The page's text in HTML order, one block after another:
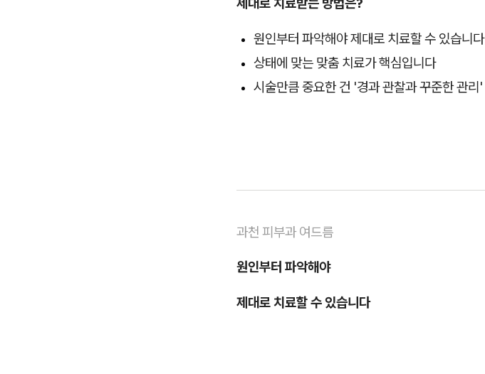
원인부터 파악해야 제대로 치료할 수 있습니다
상태에 맞는 맞춤 치료가 핵심입니다
시술만큼 중요한 건 '경과 관찰과 꾸준한 관리'
과천 피부과 여드름
원인부터 파악해야
제대로 치료할 수 있습니다